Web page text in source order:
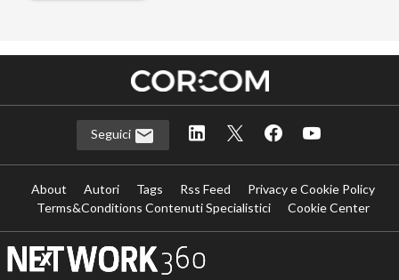
Seguici
About Autori Tags Rss Feed
Privacy e Cookie Policy
Terms&Conditions Contenuti Specialistici
Cookie Center